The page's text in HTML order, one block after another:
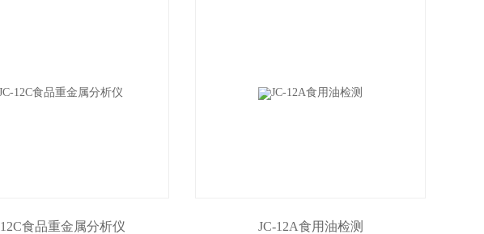
食品重金属分析仪 JC-12A食用油检测